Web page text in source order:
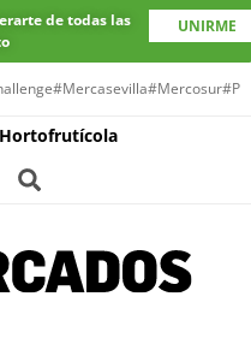
de todas las
UNIRME
#Mercasevilla#Mercosur